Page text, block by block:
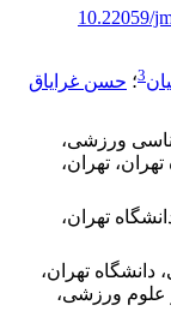
10.22059/
3؛ حسن غرایاق
ورزشی،
تهران،
تهران،
دانشگاه تهران،
و علوم ورزشی،